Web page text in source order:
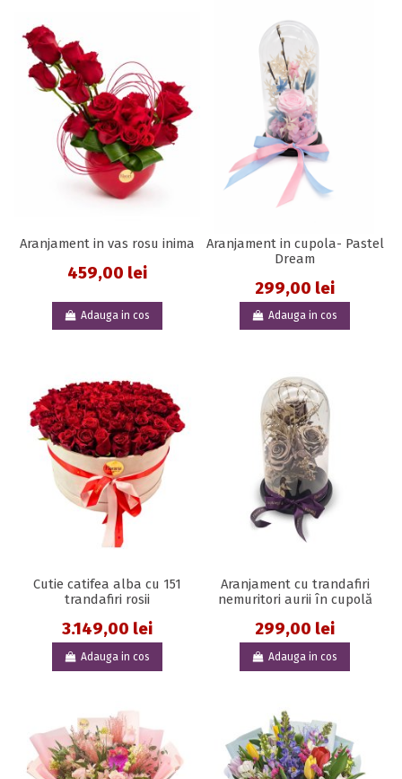
Aranjament in vas rosu inima
459,00 lei
Adauga in cos
Aranjament in cupola- Pastel
Dream
299,00 lei
Adauga in cos
Cutie catifea alba cu 151
trandafiri rosii
3.149,00 lei
Adauga in cos
Aranjament cu trandafiri
nemuritori aurii în cupolă
299,00 lei
Adauga in cos